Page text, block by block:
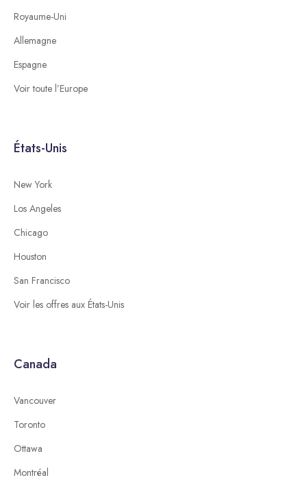
Royaume-Uni
Allemagne
Espagne
Voir toute l’Europe
États-Unis
New York
Los Angeles
Chicago
Houston
San Francisco
Voir les offres aux États-Unis
Canada
Vancouver
Toronto
Ottawa
Montréal